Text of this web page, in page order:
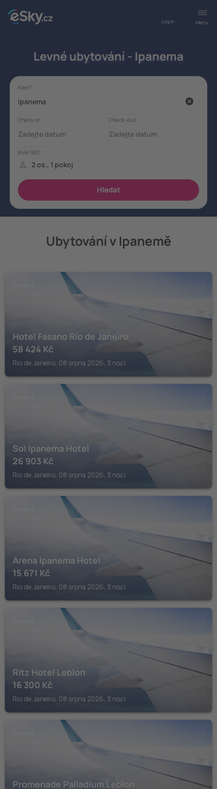
Menu
Log in
Levné ubytování - Ipanema
Ubytování v Ipanemě
Hotel Fasano Rio de Janeiro
58 424 Kč
Rio de Janeiro, 08 srpna 2026, 3 noci
Sol Ipanema Hotel
26 903 Kč
Rio de Janeiro, 08 srpna 2026, 3 noci
Arena Ipanema Hotel
15 671 Kč
Rio de Janeiro, 08 srpna 2026, 3 noci
Ritz Hotel Leblon
16 300 Kč
Rio de Janeiro, 08 srpna 2026, 3 noci
Promenade Palladium Leblon